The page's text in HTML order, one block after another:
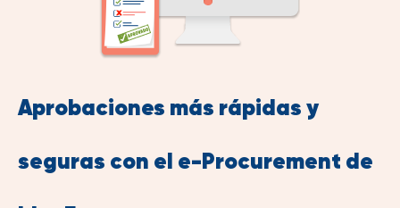
Aprobaciones más rápidas y
seguras con el e-Procurement de